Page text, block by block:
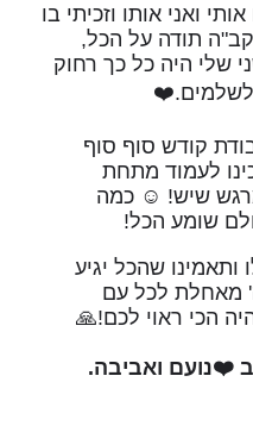
ואני אותו וזכיתי בו
תודה על הכל,
שלי היה כל כך רחוק
לשלמים.❤️
קודש סוף סוף
לעמוד מתחת
שיש! ☺️ כמה
שומע הכל!
שהכל יגיע
מאחלת לכל עם
הכי ראוי לכם!🙏
❤️נועם ואביבה.